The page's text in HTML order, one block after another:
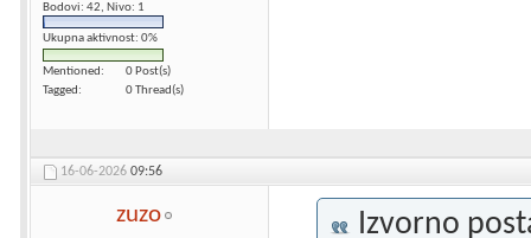
Bodovi: 42, Nivo: 1
Ukupna aktivnost: 0%
Mentioned
0 Post(s)
Tagged
0 Thread(s)
16-06-2026 09:56
zuzo Izvorno